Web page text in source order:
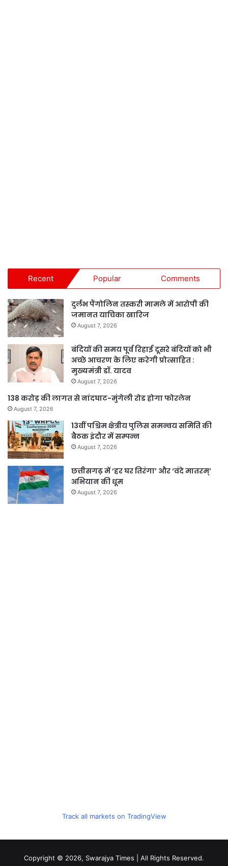
Recent Popular Comments
दुर्लभ पैंगोलिन तस्करी मामले में आरोपी की
जमानत याचिका खारिज
August 7, 2026
बंदियों की समय पूर्व रिहाई दूसरे बंदियों को भी
अच्छे आचरण के लिए करेगी प्रोत्साहित :
मुख्यमंत्री डॉ. यादव
August 7, 2026
138 करोड़ की लागत से नांदघाट-मुंगेली रोड होगा फोरलेन
August 7, 2026
13वीं पश्चिम क्षेत्रीय पुलिस समन्वय समिति की
बैठक इंदौर में सम्पन्न
August 7, 2026
छत्तीसगढ़ में ‘हर घर तिरंगा’ और ‘वंदे मातरम्’
अभियान की धूम
August 7, 2026
Track all markets on TradingView
Copyright © 2026, Swarajya Times | All Rights Reserved.